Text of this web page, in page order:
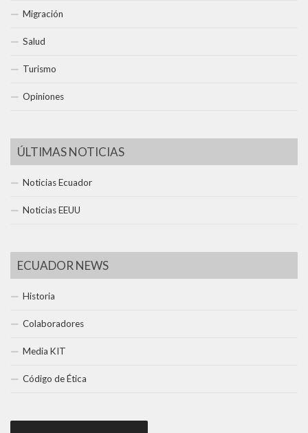
Migración
Salud
Turismo
Opiniones
ÚLTIMAS NOTICIAS
Noticias Ecuador
Noticias EEUU
ECUADOR NEWS
Historia
Colaboradores
Media KIT
Código de Ética